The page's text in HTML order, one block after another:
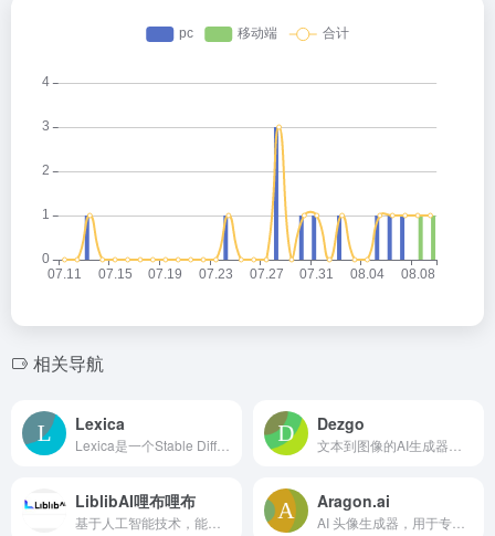
相关导航
Lexica Dezgo
LiblibAI哩布哩布 Aragon.ai